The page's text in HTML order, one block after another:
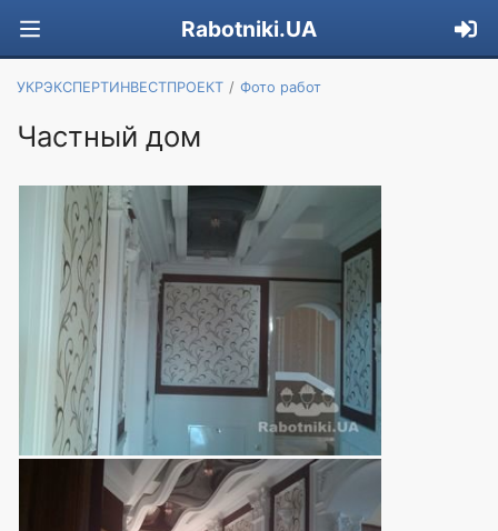
Rabotniki.UA
УКРЭКСПЕРТИНВЕСТПРОЕКТ Фото работ
Частный дом